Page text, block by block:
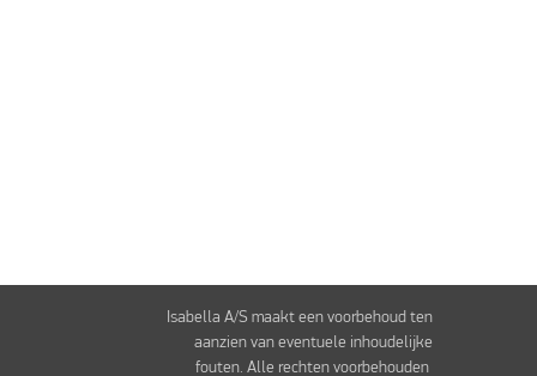
Isabella A/S maakt een voorbehoud ten
aanzien van eventuele inhoudelijke
fouten. Alle rechten voorbehouden